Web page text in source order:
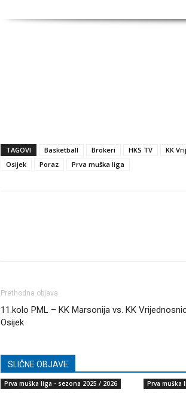
TAGOVI Basketball Brokeri HKS TV
KK
Osijek
Poraz Prva muška liga
Prethodna objava
11.kolo PML – KK Marsonija vs. KK
Osijek
SLIČNE OBJAVE
Prva muška liga - sezona 2025 / 2026 Prva muška